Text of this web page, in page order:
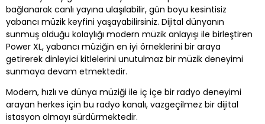
bağlanarak canlı yayına ulaşılabilir, gün boyu kesintisiz
yabancı müzik keyfini yaşayabilirsiniz. Dijital dünyanın
sunmuş olduğu kolaylığı modern müzik anlayışı ile birleştiren
Power XL, yabancı müziğin en iyi örneklerini bir araya
getirerek dinleyici kitlelerini unutulmaz bir müzik deneyimi
sunmaya devam etmektedir.
Modern, hızlı ve dünya müziği ile iç içe bir radyo deneyimi
arayan herkes için bu radyo kanalı, vazgeçilmez bir dijital
istasyon olmayı sürdürmektedir.